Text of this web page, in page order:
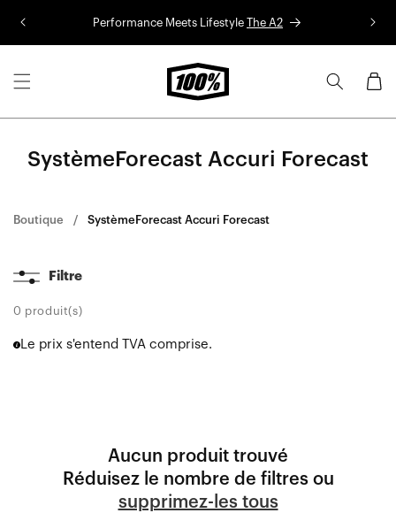
Performance Meets Lifestyle The A2
Panier
SystèmeForecast Accuri Forecast
Boutique SystèmeForecast Accuri Forecast
Filtre
0 produit(s)
Le prix s'entend TVA comprise.
Aucun produit trouvé
Réduisez le nombre de filtres ou
supprimez-les tous